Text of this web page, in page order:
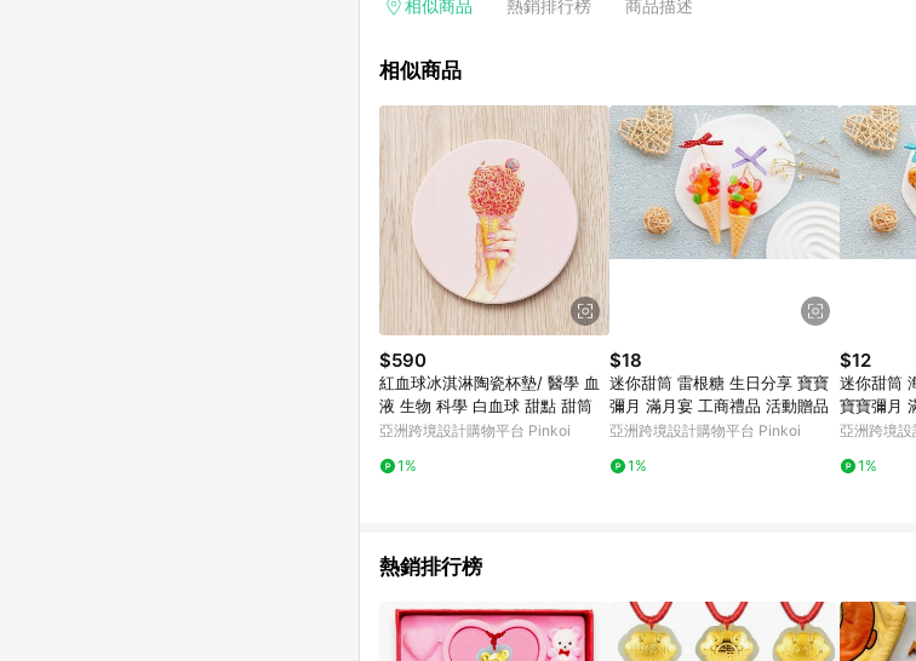
使用規則請以點數紅包活動說明為準。 11. 若於 LINE 購物前往 Pinkoi 頁面
相似商品 熱銷排行榜 商品描述
相似商品
$590
紅血球冰淇淋陶瓷杯墊/ 醫學 血
液 生物 科學 白血球 甜點 甜筒
亞洲跨境設計購物平台 Pinkoi
1%
$18
迷你甜筒 雷根糖 生日分享 寶寶
彌月 滿月宴 工商禮品 活動贈品
亞洲跨境設計購物平台 Pinkoi
1%
$12
迷你甜筒
寶寶彌月
品
亞洲跨境
1%
熱銷排行榜